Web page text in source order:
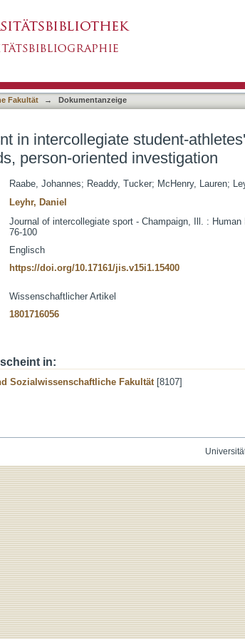
dual roles : a mixed-
Fakultät → Dokumentanzeige
in intercollegiate student-
person-oriented investigation
Raabe, Johannes; Readdy, Tucker; McHenry, Lauren;
Leyhr, Daniel
Journal of intercollegiate sport - Champaign, Ill. :
76-100
Englisch
https://doi.org/10.17161/jis.v15i1.15400
Wissenschaftlicher Artikel
1801716056
in:
Sozialwissenschaftliche Fakultät[8107]